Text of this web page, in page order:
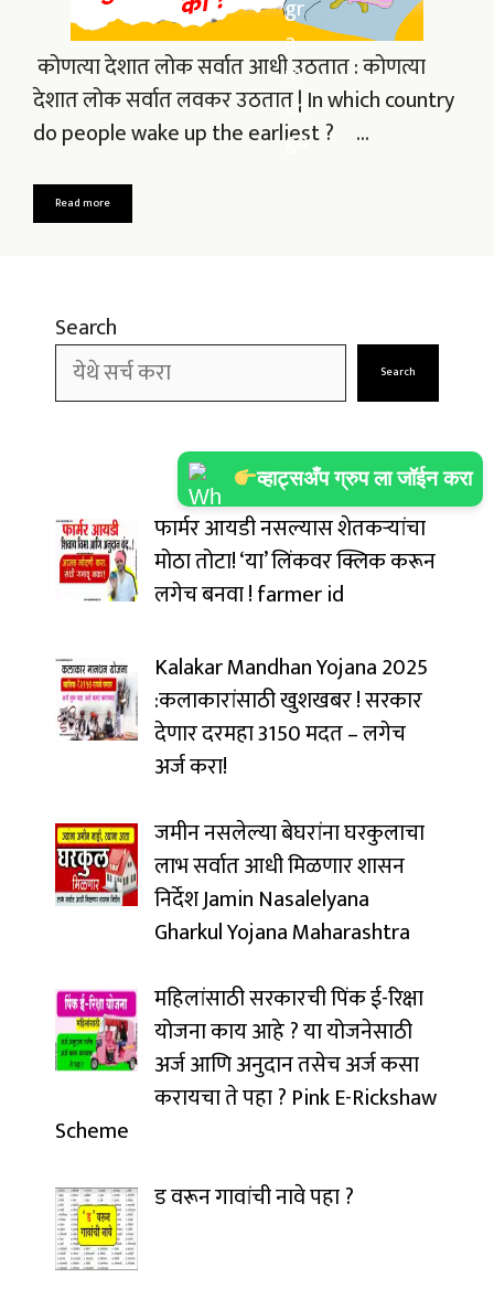
कोणत्या देशात लोक सर्वात आधी उठतात : कोणत्या
देशात लोक सर्वात लवकर उठतात | In which country
do people wake up the earliest ? …
Read more
व्हाट्सअँप ग्रुप ला जॉईन करा
Search
Search
फार्मर आयडी नसल्यास शेतकऱ्यांचा
मोठा तोटा! ‘या’ लिंकवर क्लिक करून
लगेच बनवा ! farmer id
Kalakar Mandhan Yojana 2025
:कलाकारांसाठी खुशखबर ! सरकार
देणार दरमहा ₹3150 मदत – लगेच
अर्ज करा!
जमीन नसलेल्या बेघरांना घरकुलाचा
लाभ सर्वात आधी मिळणार शासन
निर्देश Jamin Nasalelyana
Gharkul Yojana Maharashtra
महिलांसाठी सरकारची पिंक ई-रिक्षा
योजना काय आहे ? या योजनेसाठी
अर्ज आणि अनुदान तसेच अर्ज कसा
करायचा ते पहा ? Pink E-Rickshaw
Scheme
ड वरून गावांची नावे पहा ?